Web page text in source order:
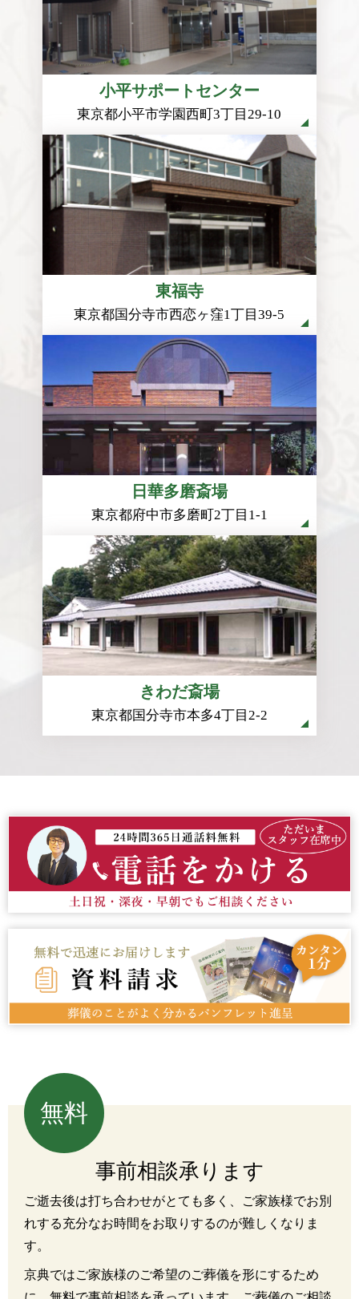
小平サポートセンター
東京都小平市学園西町3丁目29-10
東福寺
東京都国分寺市西恋ヶ窪1丁目39-5
日華多磨斎場
東京都府中市多磨町2丁目1-1
きわだ斎場
東京都国分寺市本多4丁目2-2
無料
事前相談承ります
ご逝去後は打ち合わせがとても多く、ご家族様でお別
れする充分なお時間をお取りするのが難しくなりま
す。
京典ではご家族様のご希望のご葬儀を形にするため